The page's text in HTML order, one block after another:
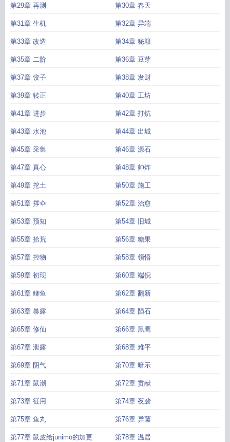
第29章 再测 第30章 春天
第31章 生机 第32章 异端
第33章 改造 第34章 秘籍
第35章 二阶 第36章 豆芽
第37章 饺子 第38章 发财
第39章 转正 第40章 工坊
第41章 进步 第42章 打炕
第43章 水池 第44章 出城
第45章 采集 第46章 源石
第47章 真心 第48章 帅炸
第49章 挖土 第50章 施工
第51章 撑伞 第52章 治愈
第53章 预知 第54章 旧城
第55章 拾荒 第56章 糖果
第57章 控物 第58章 领悟
第59章 初现 第60章 端倪
第61章 鲫鱼 第62章 翻新
第63章 暴露 第64章 陨石
第65章 修仙 第66章 黑鹰
第67章 泄露 第68章 难平
第69章 阴气 第70章 暗示
第71章 鼠潮 第72章 贡献
第73章 征用 第74章 夜袭
第75章 鱼丸 第76章 异藤
第77章 鼠皮给junimo的加更 第78章 温居